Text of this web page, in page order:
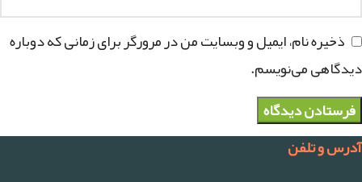
ذخیره نام، ایمیل و وبسایت من در مرورگر برای زمانی که دوباره
دیدگاهی می‌نویسم.
آدرس و تلفن